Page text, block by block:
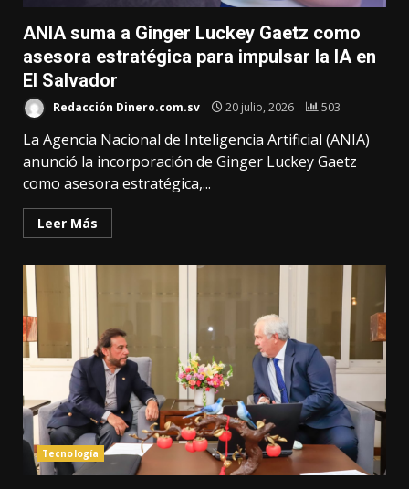
ANIA suma a Ginger Luckey Gaetz como
asesora estratégica para impulsar la IA en
El Salvador
Redacción Dinero.com.sv 20 julio, 2026 503
La Agencia Nacional de Inteligencia Artificial (ANIA)
anunció la incorporación de Ginger Luckey Gaetz
como asesora estratégica,...
Leer Más
Tecnología